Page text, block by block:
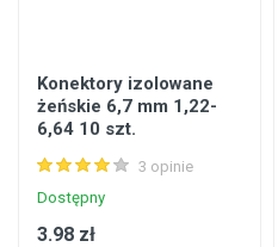
Konektory izolowane
żeńskie 6,7 mm 1,22-
6,64 10 szt.
3 opinie
Dostępny
3.98 zł